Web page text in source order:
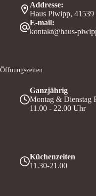
Addresse:
Haus Piwipp, 41539
E-mail:
kontakt@haus-
Öffnungszeiten
Ganzjährig
Montag & Dienstag
11.00 - 22.00 Uhr
Küchenzeiten
11.30-21.00